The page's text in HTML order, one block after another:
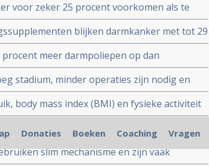
voor zeker 25 procent voorkomen als te
copy 1
blijken darmkanker met tot 29
NIH-AARP Diet en Health Study na follow-
meer darmpoliepen op dan
onderzoek van de Radboud
stadium, minder operaties zijn nodig en
uit IKNL rapport over bevolkingsonderzoek
body mass index (BMI) en fysieke activiteit
krijgen.
dieet met wel vis vermindert sterk het
vergelijking met een niet vegetarisch dieet
slim mechanisme en zijn vaak
Donaties Boeken Coaching Vragen